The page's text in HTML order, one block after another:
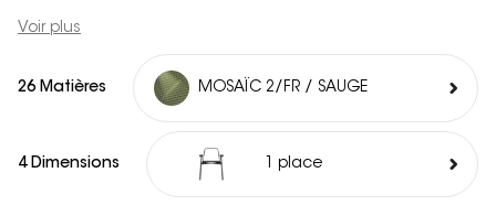
Voir plus
26 Matières MOSAÏC 2/FR / SAUGE
4 Dimensions 1 place